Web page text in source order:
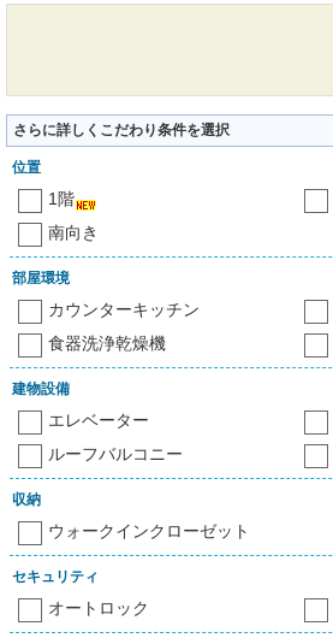
さらに詳しくこだわり条件を選択
位置
1階
南向き
部屋環境
カウンターキッチン
食器洗浄乾燥機
建物設備
エレベーター
ルーフバルコニー
収納
ウォークインクローゼット
セキュリティ
オートロック